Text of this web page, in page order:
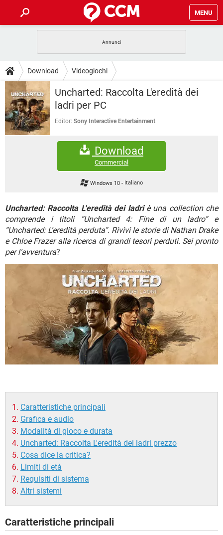
MENU
INTRATTENIMENTO
iOS WINDOWS 10
INSTAGRAM
TIKTOK FACEBOOK
GUIDE
COVID-19
INTRATTENIMENTO
iOS
INSTAGRAM
FACEBOOK
DOWNLOAD
COVID-19
INTRATTENIMENTO ANDROID
WINDOWS 10
WHATSAPP
FORUM
COVID-19
ANDROID
WINDOWS 10
WHATSAPP
HARDWARE
GAMING
INSTAGRAM WHATSAPP
TIKTOK FACEBOOK
HARDWARE
Download Videogiochi
Uncharted: Raccolta L'eredità dei
ladri per PC
Editor: Sony Interactive Entertainment
Download
Commercial
Windows 10- Italiano
Uncharted: Raccolta L'eredità dei ladriè una collection che
comprende i titoli “Uncharted 4: Fine di un ladro” e
“Uncharted: L’eredità perduta”. Rivivi le storie di Nathan Drake
e Chloe Frazer alla ricerca di grandi tesori perduti. Sei pronto
per l’avventura?
Caratteristiche principali
Grafica e audio
Modalità di gioco e durata
Uncharted: Raccolta L'eredità dei ladri prezzo
Cosa dice la critica?
Limiti di età
Requisiti di sistema
Altri sistemi
Caratteristiche principali